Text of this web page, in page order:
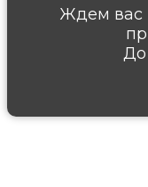
Ждем вас
До